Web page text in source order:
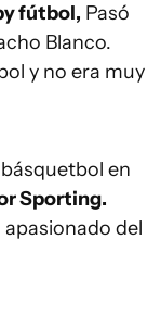
fútbol, Pasó
Blanco.
y no era muy
en
Sporting.
del